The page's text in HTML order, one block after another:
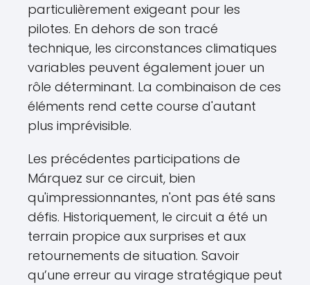
particulièrement exigeant pour les
pilotes. En dehors de son tracé
technique, les circonstances climatiques
variables peuvent également jouer un
rôle déterminant. La combinaison de ces
éléments rend cette course d'autant
plus imprévisible.
Les précédentes participations de
Márquez sur ce circuit, bien
qu'impressionnantes, n'ont pas été sans
défis. Historiquement, le circuit a été un
terrain propice aux surprises et aux
retournements de situation. Savoir
qu’une erreur au virage stratégique peut